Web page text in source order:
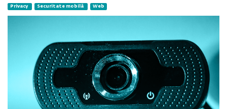
Privacy Securitate mobilă Web